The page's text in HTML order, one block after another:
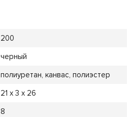
200
черный
полиуретан, канвас, полиэстер
21 х 3 х 26
8